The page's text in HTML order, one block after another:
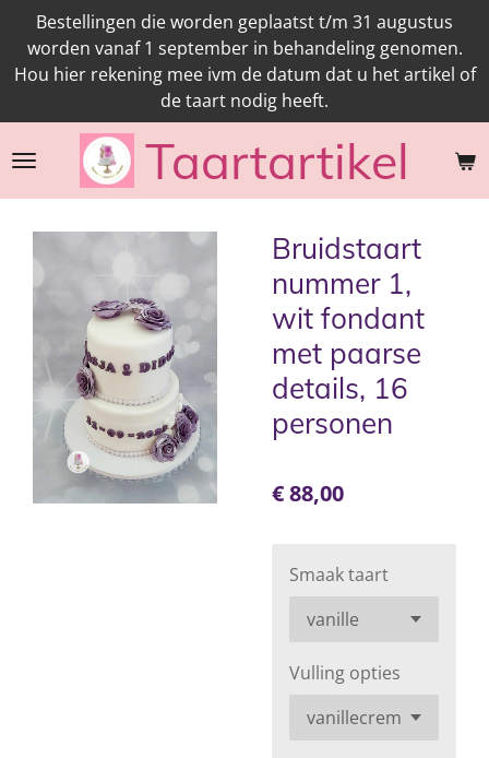
direct
naar
hoofdinhoud
Taartartikel
Bestellingen die worden geplaatst t/m 31 augustus
worden vanaf 1 september in behandeling genomen.
Hou hier rekening mee ivm de datum dat u het artikel of
de taart nodig heeft.
Bruidstaart
nummer 1,
wit fondant
met paarse
details, 16
personen
€ 88,00
Smaak taart
Vulling opties